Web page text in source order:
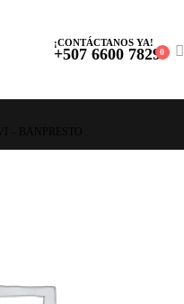
¡CONTÁCTANOS YA!
+507 6600 78290